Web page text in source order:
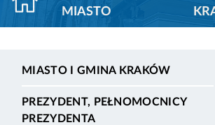
MIASTO
MIASTO I GMINA KRAKÓW
PREZYDENT, PEŁNOMOCNICY
PREZYDENTA